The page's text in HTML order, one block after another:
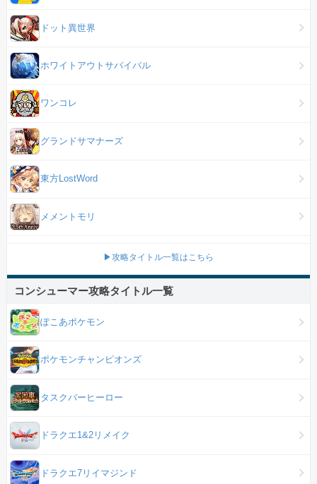
ドット異世界
ホワイトアウトサバイバル
ワンコレ
グランドサマナーズ
東方LostWord
メメントモリ
▶攻略タイトル一覧はこちら
コンシューマー攻略タイトル一覧
ぽこあポケモン
ポケモンチャンピオンズ
タスクバーヒーロー
ドラクエ1&2リメイク
ドラクエ7リイマジンド